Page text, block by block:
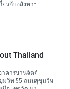
ยวกับอสังหาฯ
Thailand
าคารปานจิตต์
มวิท 55 ถนนสุขุมวิท